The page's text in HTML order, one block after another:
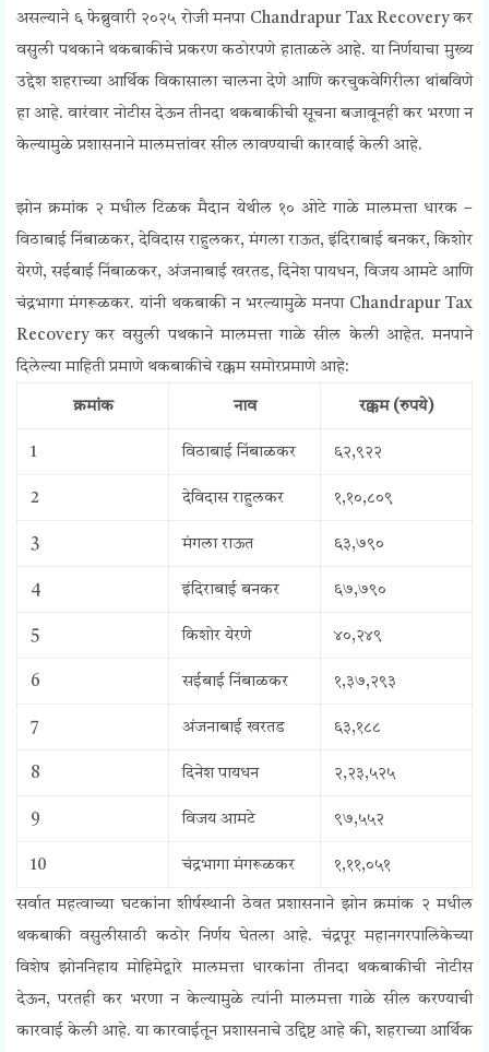
असल्याने ६ फेब्रुवारी २०२५ रोजीमनपा Chandrapur Tax Recovery कर
वसुली पथकाने थकबाकीचे प्रकरण कठोरपणे हाताळले आहे. या निर्णयाचा मुख्य
उद्देश शहराच्या आर्थिक विकासाला चालना देणे आणि करचुकवेगिरीला थांबविणे
हा आहे. वारंवार नोटीस देऊन तीनदा थकबाकीची सूचना बजावूनही कर भरणा न
केल्यामुळे प्रशासनाने मालमत्तांवर सील लावण्याची कारवाई केली आहे.
झोन क्रमांक २ मधील टिळक मैदान येथील १० ओटे गाळे मालमत्ता धारक –
विठाबाई निंबाळकर, देविदास राहुलकर, मंगला राऊत, इंदिराबाई बनकर, किशोर
येरणे, सईबाई निंबाळकर, अंजनाबाई खरतड, दिनेश पायधन, विजय आमटे आणि
चंद्रभागा मंगरूळकर. यांनी थकबाकी न भरल्यामुळे मनपा Chandrapur Tax
Recovery कर वसुली पथकाने मालमत्ता गाळे सील केली आहेत.मनपाने
दिलेल्या माहिती प्रमाणे थकबाकीचे रक्कम समोरप्रमाणे आहे:
क्रमांक नाव रक्कम (रुपये)
1 विठाबाई निंबाळकर ६२,९२२
2 देविदास राहुलकर १,१०,८०९
3 मंगला राऊत ६३,७९०
4 इंदिराबाई बनकर ६७,७९०
5 किशोर येरणे ४०,२४९
6 सईबाई निंबाळकर १,३७,२९३
7 अंजनाबाई खरतड ६३,१८८
8 दिनेश पायधन २,२३,५२५
9 विजय आमटे ९७,५५२
10 चंद्रभागा मंगरूळकर १,११,०५१
सर्वात महत्वाच्या घटकांना शीर्षस्थानी ठेवत प्रशासनाने झोन क्रमांक २ मधील
थकबाकी वसुलीसाठी कठोर निर्णय घेतला आहे. चंद्रपूर महानगरपालिकेच्या
विशेष झोननिहाय मोहिमेद्वारे मालमत्ता धारकांना तीनदा थकबाकीची नोटीस
देऊन, परतही कर भरणा न केल्यामुळे त्यांनी मालमत्ता गाळे सील करण्याची
कारवाई केली आहे. या कारवाईतून प्रशासनाचे उद्दिष्ट आहे की, शहराच्या आर्थिक